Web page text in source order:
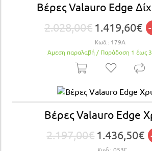
Βέρες Valauro Edge
2.028,00€ 1.419,60€
Κωδ.: 179A
Άμεση παραλαβή / Παράδoση 1 έως 3
Βέρες Valauro Edge
2.197,00€ 1.436,50€